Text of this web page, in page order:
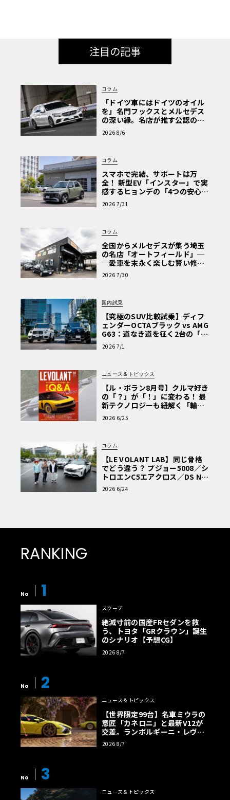
注目の記事
コラム
「ドイツ車にはドイツのオイル
を」名門フックスとメルセデス
の深い縁。名店が推す公認の安
心と、Cクラスで味わうシルキー
な走り〈PR〉
2026 8/6
コラム
スマホで完結、サポートは万
全！ 新型EV「インスター」で実
感するヒョンデの「4つの安心」
【第1回・ヒョンデ6つの疑問：
Why? Hyundai?】〈PR〉
2026 7/31
コラム
全国からメルセデスが集う埼玉
の名店「オートフィールド」─
─愛車を末永く楽しむ賢い修理
術と、プロがフックス製オイル
を選ぶ理由〈PR〉
2026 7/30
国内試乗
【究極のSUV比較試乗】ディフ
ェンダーOCTAブラック vs AMG
G63：道なき道を征く2台の「対
極的アプローチ」
2026 7/1
ニュース＆トピックス
【ル・ボラン8月号】クルマ好き
の「？」が「！」に変わる！ 最
新テクノロジーも紐解く「輸入
車Q&A」
2026 6/25
コラム
【LE VOLANT LAB】同じ骨格
でどう違う？ プジョー5008／シ
トロエンC5エアクロス／DS Nº4
読者一気乗りレポート
2026 6/24
RANKING
No 1
スクープ
絶滅寸前の国産FRセダンを救
う、トヨタ「GRクラウン」誕生
のシナリオ【予想CG】
2026 8/7
No 2
ニュース＆トピックス
【世界限定99台】名車ミウラの
意匠「カネロニ」と最新V12が
交差。ランボルギーニ・レヴエ
ルトに60周年記念車が登場
2026 8/7
No 3
ニュース＆トピックス